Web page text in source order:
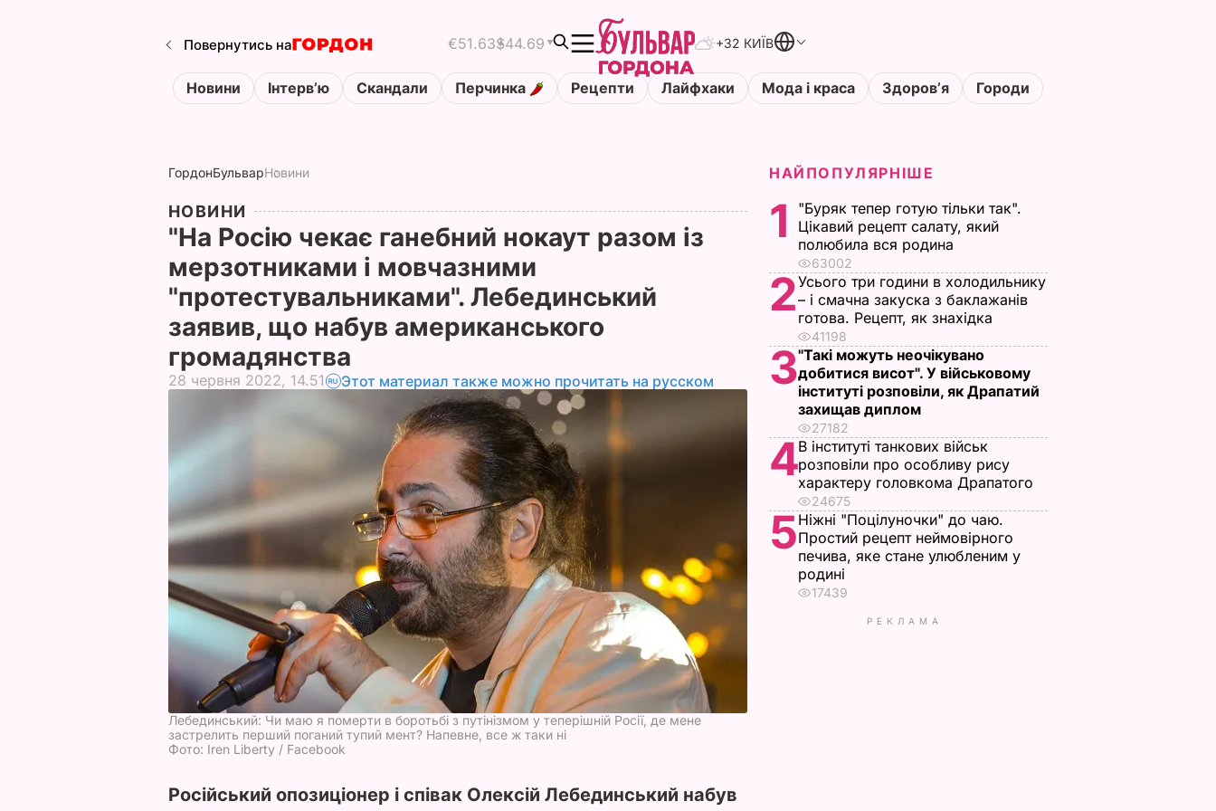
Повернутись на €51.63$44.69 +32 КИЇВ
Новини Інтервʼю Скандали Перчинка Рецепти Лайфхаки Мода і краса Здоровʼя Городи
ГордонБульварНовини
НОВИНИ
"На Росію чекає ганебний нокаут разом із
мерзотниками і мовчазними
"протестувальниками". Лебединський
заявив, що набув американського
громадянства
28 червня 2022, 14.51 Этот материал также можно прочитать на русском
Лебединський: Чи маю я померти в боротьбі з путінізмом у теперішній Росії, де мене
застрелить перший поганий тупий мент? Напевне, все ж таки ні
Фото: Iren Liberty / Facebook
Російський опозиціонер і співак Олексій Лебединський набув
НАЙПОПУЛЯРНІШЕ
1
"Буряк тепер готую тільки так".
Цікавий рецепт салату, який
полюбила вся родина
63002
2Усього три години в холодильнику
– і смачна закуска з баклажанів
готова. Рецепт, як знахідка
41198
3"Такі можуть неочікувано
добитися висот". У військовому
інституті розповіли, як Драпатий
захищав диплом
27182
4В інституті танкових військ
розповіли про особливу рису
характеру головкома Драпатого
24675
5Ніжні "Поцілуночки" до чаю.
Простий рецепт неймовірного
печива, яке стане улюбленим у
родині
17439
РЕКЛАМА